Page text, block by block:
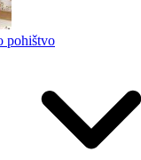
pohištvo